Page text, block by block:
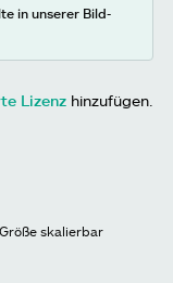
in unserer Bild-
Lizenz hinzufügen.
skalierbar